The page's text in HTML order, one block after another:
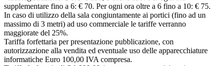
supplementare fino a 6: € 70. Per ogni ora oltre a 6 fino a 10: € 75.
In caso di utilizzo della sala congiuntamente ai portici (fino ad un
massimo di 3 metri) ad uso commerciale le tariffe verranno
maggiorate del 25%.
Tariffa forfettaria per presentazione pubblicazione, con
autorizzazione alla vendita ed eventuale uso delle apparecchiature
informatiche Euro 100,00 IVA compresa.